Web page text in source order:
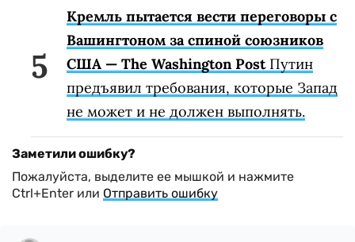
Кремль пытается вести переговоры с
Вашингтоном за спиной союзников
США — The Washington PostПутин
предъявил требования, которые Запад
не может и не должен выполнять.
Заметили ошибку?
Пожалуйста, выделите ее мышкой и нажмите
Ctrl+Enter или Отправить ошибку